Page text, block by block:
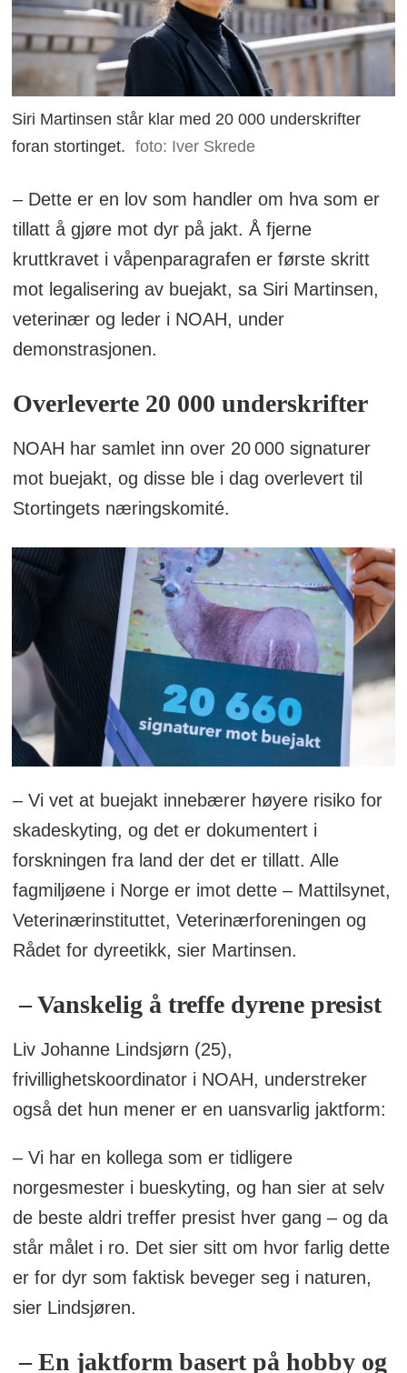
Siri Martinsen står klar med 20 000 underskrifter
foran stortinget. foto: Iver Skrede
– Dette er en lov som handler om hva som er
tillatt å gjøre mot dyr på jakt. Å fjerne
kruttkravet i våpenparagrafen er første skritt
mot legalisering av buejakt, sa Siri Martinsen,
veterinær og leder i NOAH, under
demonstrasjonen.
Overleverte 20 000 underskrifter
NOAH har samlet inn over 20 000 signaturer
mot buejakt, og disse ble i dag overlevert til
Stortingets næringskomité.
– Vi vet at buejakt innebærer høyere risiko for
skadeskyting, og det er dokumentert i
forskningen fra land der det er tillatt. Alle
fagmiljøene i Norge er imot dette – Mattilsynet,
Veterinærinstituttet, Veterinærforeningen og
Rådet for dyreetikk, sier Martinsen.
– Vanskelig å treffe dyrene presist
Liv Johanne Lindsjørn (25),
frivillighetskoordinator i NOAH, understreker
også det hun mener er en uansvarlig jaktform:
– Vi har en kollega som er tidligere
norgesmester i bueskyting, og han sier at selv
de beste aldri treffer presist hver gang – og da
står målet i ro. Det sier sitt om hvor farlig dette
er for dyr som faktisk beveger seg i naturen,
sier Lindsjøren.
– En jaktform basert på hobby og